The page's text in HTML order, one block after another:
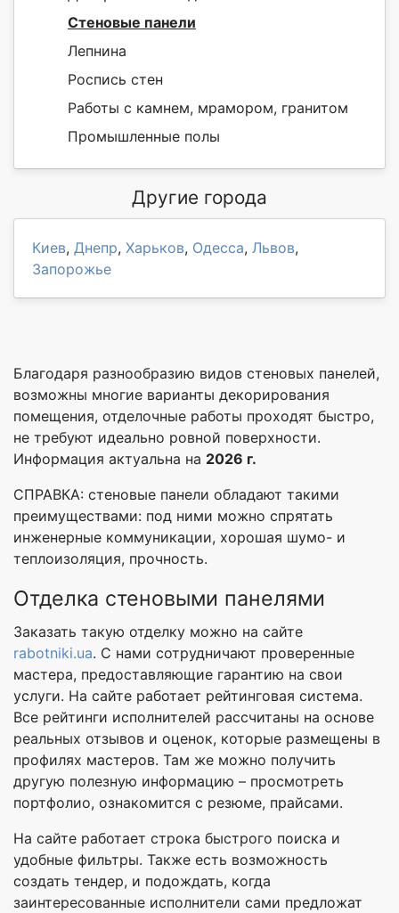
Стеновые панели
Лепнина
Роспись стен
Работы с камнем, мрамором, гранитом
Промышленные полы
Другие города
Киев, Днепр, Харьков, Одесса, Львов,
Запорожье
Благодаря разнообразию видов стеновых панелей,
возможны многие варианты декорирования
помещения, отделочные работы проходят быстро,
не требуют идеально ровной поверхности.
Информация актуальна на 2026 г.
СПРАВКА: стеновые панели обладают такими
преимуществами: под ними можно спрятать
инженерные коммуникации, хорошая шумо- и
теплоизоляция, прочность.
Отделка стеновыми панелями
Заказать такую отделку можно на сайте
rabotniki.ua. С нами сотрудничают проверенные
мастера, предоставляющие гарантию на свои
услуги. На сайте работает рейтинговая система.
Все рейтинги исполнителей рассчитаны на основе
реальных отзывов и оценок, которые размещены в
профилях мастеров. Там же можно получить
другую полезную информацию – просмотреть
портфолио, ознакомится с резюме, прайсами.
На сайте работает строка быстрого поиска и
удобные фильтры. Также есть возможность
создать тендер, и подождать, когда
заинтересованные исполнители сами предложат